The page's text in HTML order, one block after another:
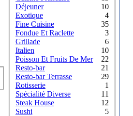
Déjeuner
10
Exotique
4
Fine Cuisine
35
Fondue Et Raclette
3
Grillade
6
Italien
10
Poisson Et Fruits De Mer
22
Resto-bar
21
Resto-bar Terrasse
29
Rotisserie
1
Spécialité Diverse
11
Steak House
12
Sushi
5